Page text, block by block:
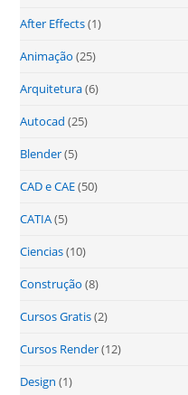
After Effects(1)
Animação (25)
Arquitetura(6)
Autocad (25)
Blender(5)
CAD e CAE(50)
CATIA(5)
Ciencias(10)
Construção (8)
Cursos Gratis(2)
Cursos Render(12)
Design (1)